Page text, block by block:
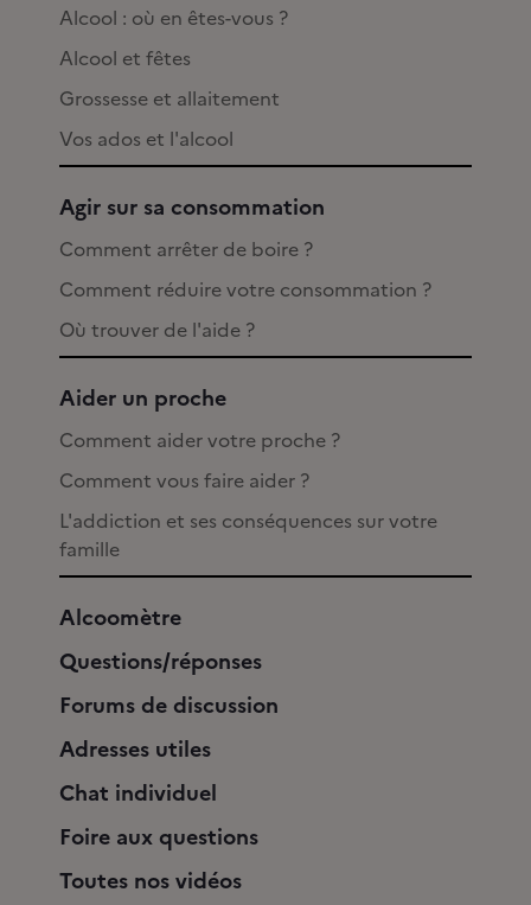
Alcool : où en êtes-vous ?
Alcool et fêtes
Grossesse et allaitement
Vos ados et l'alcool
Agir sur sa consommation
Comment arrêter de boire ?
Comment réduire votre consommation ?
Où trouver de l'aide ?
Aider un proche
Comment aider votre proche ?
Comment vous faire aider ?
L'addiction et ses conséquences sur votre
famille
Alcoomètre
Questions/réponses
Forums de discussion
Adresses utiles
Chat individuel
Foire aux questions
Toutes nos vidéos